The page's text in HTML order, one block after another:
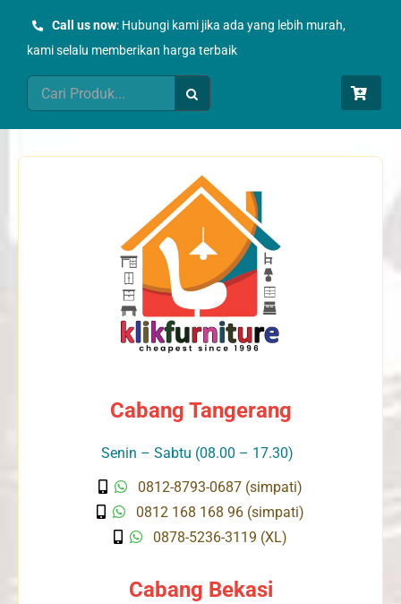
Call us now: Hubungi kami jika ada yang lebih murah,
kami selalu memberikan harga terbaik
Search
for:
Cabang Tangerang
Senin – Sabtu (08.00 – 17.30)
0812-8793-0687 (simpati)
0812 168 168 96 (simpati)
0878-5236-3119 (XL)
Cabang Bekasi